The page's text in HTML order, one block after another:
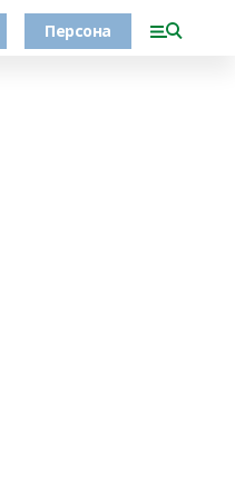
Персона